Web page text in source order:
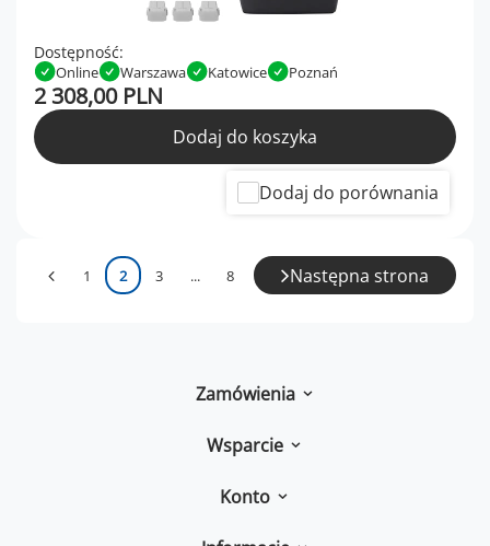
Dostępność:
Online Warszawa Katowice Poznań
2 308,00 PLN
Dodaj do koszyka
Dodaj do porównania
1 2 3 ... 8 Następna strona
Zamówienia
Wsparcie
Konto